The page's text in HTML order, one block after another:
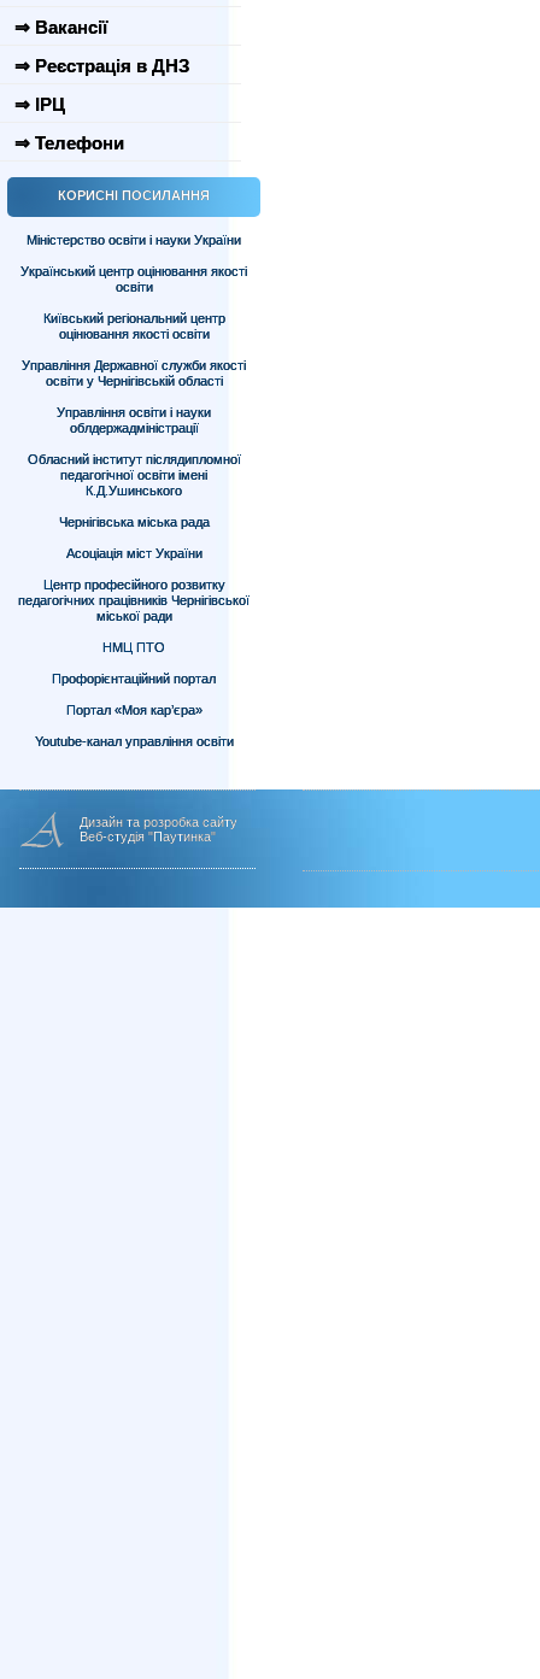
⇒ Вакансії
⇒ Реєстрація в ДНЗ
⇒ ІРЦ
⇒ Телефони
КОРИСНІ ПОСИЛАННЯ
Міністерство освіти і науки України
Український центр оцінювання якості
освіти
Київський регіональний центр
оцінювання якості освіти
Управління Державної служби якості
освіти у Чернігівській області
Управління освіти і науки
облдержадміністрації
Обласний інститут післядипломної
педагогічної освіти імені
К.Д.Ушинського
Чернігівська міська рада
Асоціація міст України
Центр професійного розвитку
педагогічних працівників Чернігівської
міської ради
НМЦ ПТО
Профорієнтаційний портал
Портал «Моя кар’єра»
Youtube-канал управління освіти
Дизайн та розробка сайту
Веб-студія "Паутинка"